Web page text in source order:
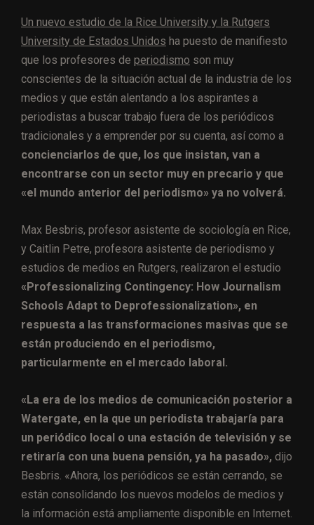
Un nuevo estudio de la Rice University y la Rutgers
University de Estados Unidos ha puesto de manifiesto
que los profesores de periodismo son muy
conscientes de la situación actual de la industria de los
medios y que están alentando a los aspirantes a
periodistas a buscar trabajo fuera de los periódicos
tradicionales y a emprender por su cuenta, así como a
concienciarlos de que, los que insistan, van a
encontrarse con un sector muy en precario y que
«el mundo anterior del periodismo» ya no volverá.
Max Besbris, profesor asistente de sociología en Rice,
y Caitlin Petre, profesora asistente de periodismo y
estudios de medios en Rutgers, realizaron el estudio
«Professionalizing Contingency: How Journalism
Schools Adapt to Deprofessionalization», en
respuesta a las transformaciones masivas que se
están produciendo en el periodismo,
particularmente en el mercado laboral.
«La era de los medios de comunicación posterior a
Watergate, en la que un periodista trabajaría para
un periódico local o una estación de televisión y se
retiraría con una buena pensión, ya ha pasado», dijo
Besbris. «Ahora, los periódicos se están cerrando, se
están consolidando los nuevos modelos de medios y
la información está ampliamente disponible en Internet.